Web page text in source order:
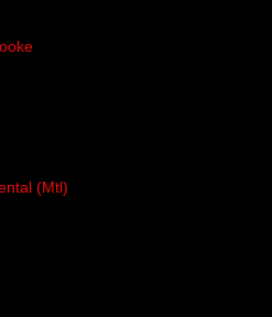
(Mtl)